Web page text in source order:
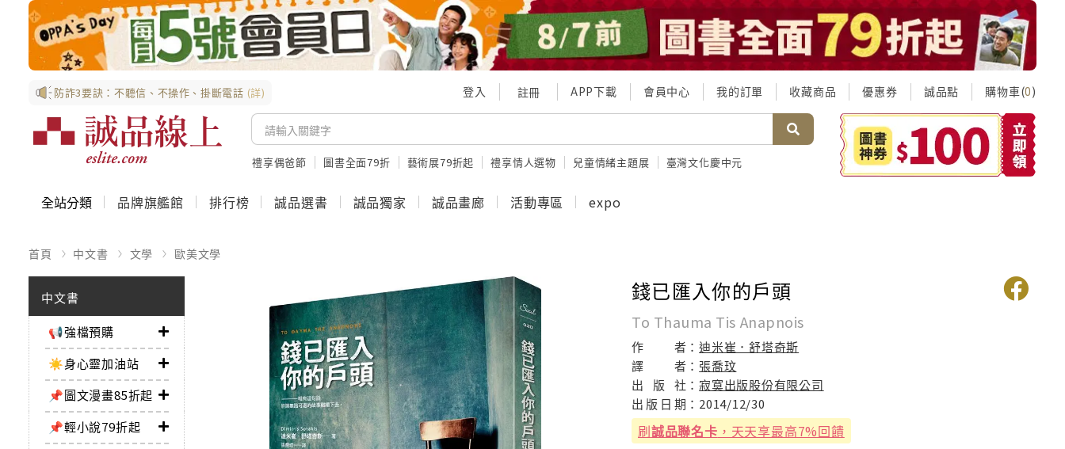
防詐3要訣：不聽信、不操作、掛斷電話 (詳) 登入 註冊 APP下載 會員中心 我的訂單 收藏商品 優惠券 誠品點 購物車(0)
禮享偶爸節 圖書全面79折 藝術展79折起 禮享情人選物 兒童情緒主題展 臺灣文化慶中元
全站分類 品牌旗艦館 排行榜 誠品選書 誠品獨家 誠品畫廊 活動專區 expo
首頁 中文書 文學 歐美文學
中文書
📢強檔預購
☀️身心靈加油站
📌圖文漫畫85折起
📌輕小說79折起
錢已匯入你的戶頭
To Thauma Tis Anapnois
作 者：迪米崔．舒塔奇斯
譯
者： 張喬玟
出
版 社：寂寞出版股份有限公司
出 版 日 期： 2014/12/30
刷誠品聯名卡 ，天天享最高7%回饋